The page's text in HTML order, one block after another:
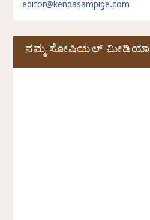
editor@kendasampige.com
ನಮ್ಮ ಸೋಷಿಯಲ್‌ ಮೀಡಿಯಾ